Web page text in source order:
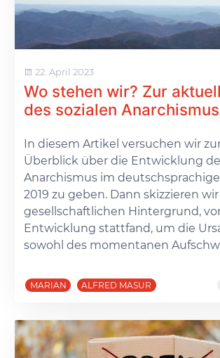
22. April 2023
Wo stehen wir? Zur
des sozialen Anarchismus
In diesem Artikel versuchen wir
Überblick über die Entwicklung
Anarchismus im
2019 zu geben. Dann skizzieren
gesellschaftlichen Hintergrund,
Entwicklung stattfand, um die
sowohl des momentanen
MARIAN ALFRED MASUR